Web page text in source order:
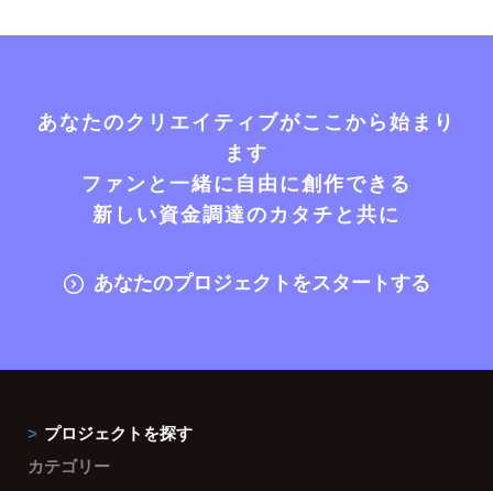
あなたのクリエイティブがここから始まり
ます
ファンと一緒に自由に創作できる
新しい資金調達のカタチと共に
あなたのプロジェクトをスタートする
プロジェクトを探す
カテゴリー